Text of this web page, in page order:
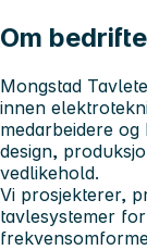
Om
Mongstad
innen
medarbeidere
design,
vedlikehold.
Vi prosjekterer,
tavlesystemer